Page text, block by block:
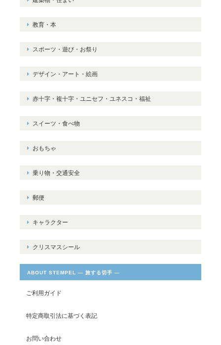
教育・本
スポーツ・遊び・お祭り
デザイン・アート・絵画
赤十字・複十字・ユニセフ・ユネスコ・福祉
スイーツ・食べ物
おもちゃ
乗り物・交通安全
郵便
キャラクター
クリスマスシール
ABOUT STEMPEL ― 旅する切手 ―
ご利用ガイド
特定商取引法に基づく表記
お問い合わせ